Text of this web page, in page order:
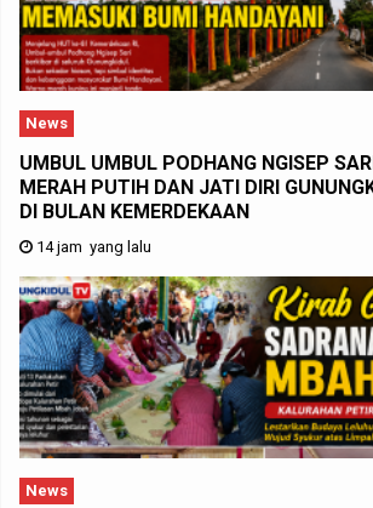
News
UMBUL UMBUL PODHANG NGISEP
MERAH PUTIH DAN JATI DIRI
DI BULAN KEMERDEKAAN
14 jam yang lalu
News